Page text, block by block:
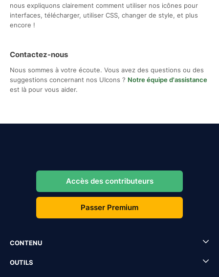
nous expliquons clairement comment utiliser nos icônes pour
interfaces, télécharger, utiliser CSS, changer de style, et plus
encore !
Contactez-nous
Nous sommes à votre écoute. Vous avez des questions ou des
suggestions concernant nos UIcons ? Notre équipe d'assistance
est là pour vous aider.
Accès des contributeurs
Passer Premium
CONTENU
OUTILS